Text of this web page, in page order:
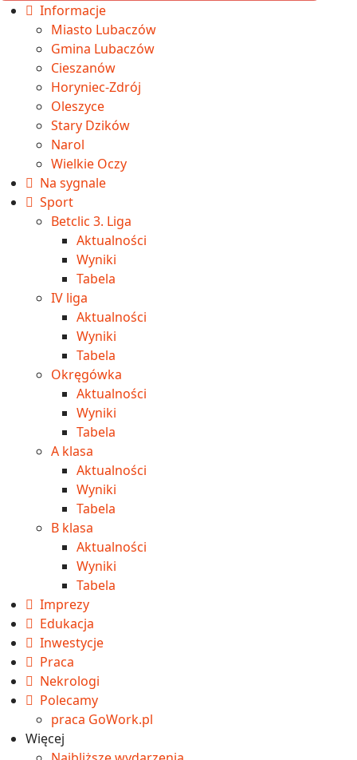
Informacje
Miasto Lubaczów
Gmina Lubaczów
Cieszanów
Horyniec-Zdrój
Oleszyce
Stary Dzików
Narol
Wielkie Oczy
Na sygnale
Sport
Betclic 3. Liga
Aktualności
Wyniki
Tabela
IV liga
Aktualności
Wyniki
Tabela
Okręgówka
Aktualności
Wyniki
Tabela
A klasa
Aktualności
Wyniki
Tabela
B klasa
Aktualności
Wyniki
Tabela
Imprezy
Edukacja
Inwestycje
Praca
Nekrologi
Polecamy
praca GoWork.pl
Więcej